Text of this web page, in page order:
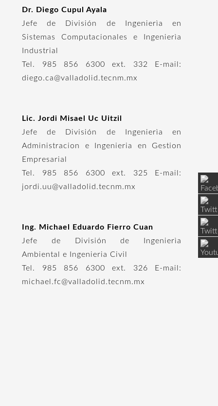
Dr. Diego Cupul Ayala
Jefe de División de Ingenierìa en
Sistemas Computacionales e Ingenierìa
Industrial
Tel. 985 856 6300 ext. 332 E-mail:
diego.ca@valladolid.tecnm.mx
Lic. Jordi Misael Uc Uitzil
Jefe de División de Ingenierìa en
Administracion e Ingenieria en Gestion
Empresarial
Tel. 985 856 6300 ext. 325 E-mail:
jordi.uu@valladolid.tecnm.mx
Ing. Michael Eduardo Fierro Cuan
Jefe de División de Ingenierìa
Ambiental e Ingenieria Civil
Tel. 985 856 6300 ext. 326 E-mail:
michael.fc@valladolid.tecnm.mx